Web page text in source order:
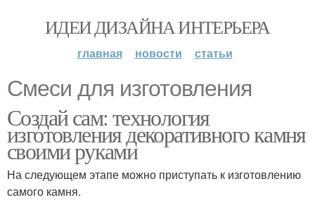
ИДЕИ ДИЗАЙНА ИНТЕРЬЕРА
главная новости статьи
Смеси для изготовления
Создай сам: технология
изготовления декоративного камня
своими руками
На следующем этапе можно приступать к изготовлению
самого камня.